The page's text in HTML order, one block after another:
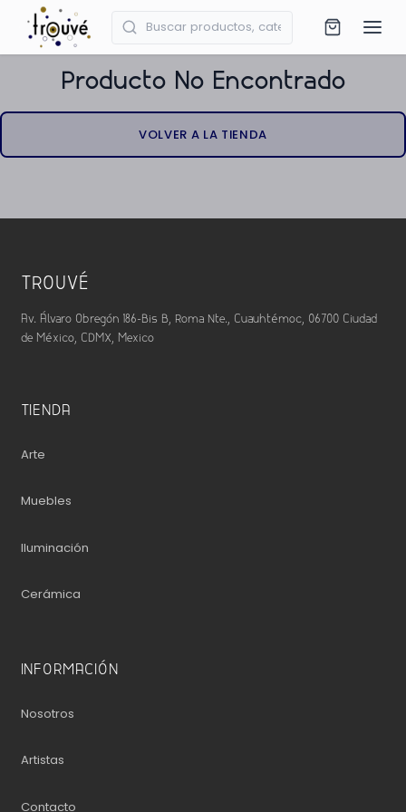
Producto No Encontrado
VOLVER A LA TIENDA
TROUVÉ
Av. Álvaro Obregón 186-Bis B, Roma Nte., Cuauhtémoc, 06700 Ciudad
de México, CDMX, Mexico
TIENDA
Arte
Muebles
Iluminación
Cerámica
INFORMACIÓN
Nosotros
Artistas
Contacto